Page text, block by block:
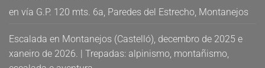
en vía G.P. 120 mts. 6a, Paredes del Estrecho, Montanejos
Escalada en Montanejos (Castelló), decembro de 2025 e
xaneiro de 2026. | Trepadas: alpinismo, montañismo,